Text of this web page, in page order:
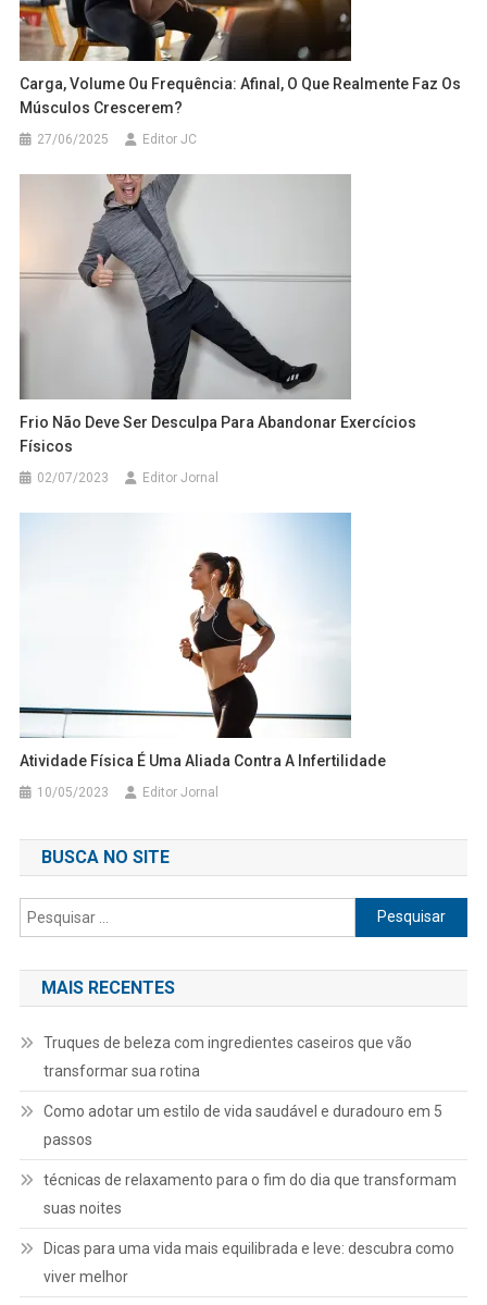
Carga, Volume Ou Frequência: Afinal, O Que Realmente Faz Os
Músculos Crescerem?
27/06/2025 Editor JC
Frio Não Deve Ser Desculpa Para Abandonar Exercícios
Físicos
02/07/2023 Editor Jornal
Atividade Física É Uma Aliada Contra A Infertilidade
10/05/2023 Editor Jornal
BUSCA NO SITE
Pesquisar
por:
MAIS RECENTES
Truques de beleza com ingredientes caseiros que vão
transformar sua rotina
Como adotar um estilo de vida saudável e duradouro em 5
passos
técnicas de relaxamento para o fim do dia que transformam
suas noites
Dicas para uma vida mais equilibrada e leve: descubra como
viver melhor